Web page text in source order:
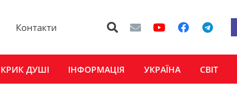
Контакти
КРИК ДУШІ ІНФОРМАЦІЯ УКРАЇНА СВІТ